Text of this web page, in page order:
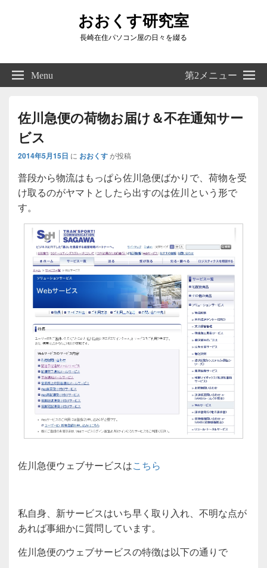
おおくす研究室
長崎在住パソコン屋の日々を綴る
Right
Sidebar
Widget
Menu 第2メニュー
佐川急便の荷物お届け＆不在通知サー
ビス
2014年5月15日 に おおくすが投稿
普段から物流はもっぱら佐川急便ばかりで、荷物を受
け取るのがヤマトとしたら出すのは佐川という形で
す。
佐川急便ウェブサービスはこちら
私自身、新サービスはいち早く取り入れ、不明な点が
あれば事細かに質問しています。
佐川急便のウェブサービスの特徴は以下の通りで